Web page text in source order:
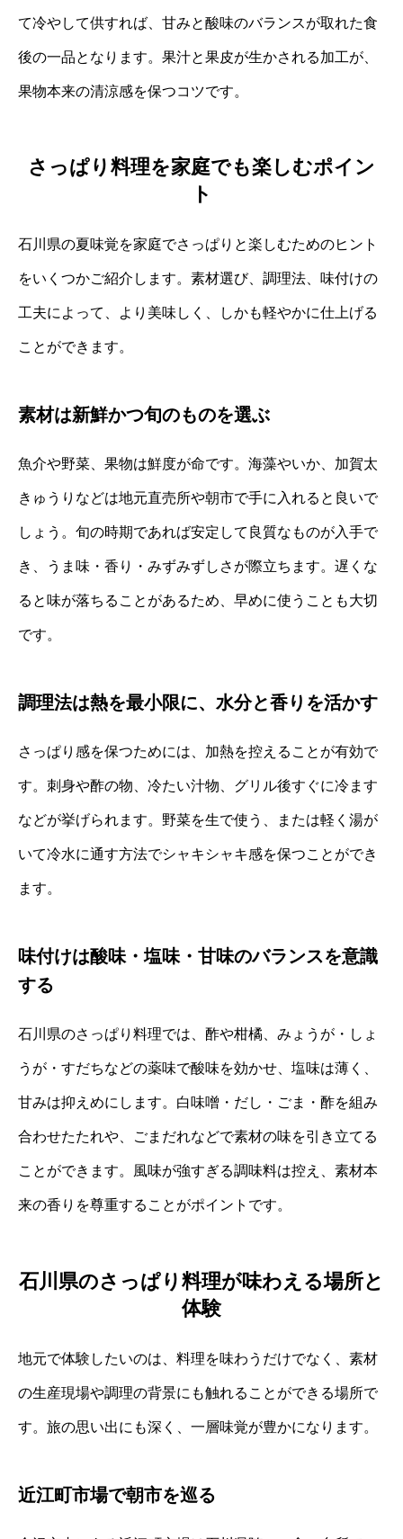
て冷やして供すれば、甘みと酸味のバランスが取れた食
後の一品となります。果汁と果皮が生かされる加工が、
果物本来の清涼感を保つコツです。
さっぱり料理を家庭でも楽しむポイン
ト
石川県の夏味覚を家庭でさっぱりと楽しむためのヒント
をいくつかご紹介します。素材選び、調理法、味付けの
工夫によって、より美味しく、しかも軽やかに仕上げる
ことができます。
素材は新鮮かつ旬のものを選ぶ
魚介や野菜、果物は鮮度が命です。海藻やいか、加賀太
きゅうりなどは地元直売所や朝市で手に入れると良いで
しょう。旬の時期であれば安定して良質なものが入手で
き、うま味・香り・みずみずしさが際立ちます。遅くな
ると味が落ちることがあるため、早めに使うことも大切
です。
調理法は熱を最小限に、水分と香りを活かす
さっぱり感を保つためには、加熱を控えることが有効で
す。刺身や酢の物、冷たい汁物、グリル後すぐに冷ます
などが挙げられます。野菜を生で使う、または軽く湯が
いて冷水に通す方法でシャキシャキ感を保つことができ
ます。
味付けは酸味・塩味・甘味のバランスを意識
する
石川県のさっぱり料理では、酢や柑橘、みょうが・しょ
うが・すだちなどの薬味で酸味を効かせ、塩味は薄く、
甘みは抑えめにします。白味噌・だし・ごま・酢を組み
合わせたたれや、ごまだれなどで素材の味を引き立てる
ことができます。風味が強すぎる調味料は控え、素材本
来の香りを尊重することがポイントです。
石川県のさっぱり料理が味わえる場所と
体験
地元で体験したいのは、料理を味わうだけでなく、素材
の生産現場や調理の背景にも触れることができる場所で
す。旅の思い出にも深く、一層味覚が豊かになります。
近江町市場で朝市を巡る